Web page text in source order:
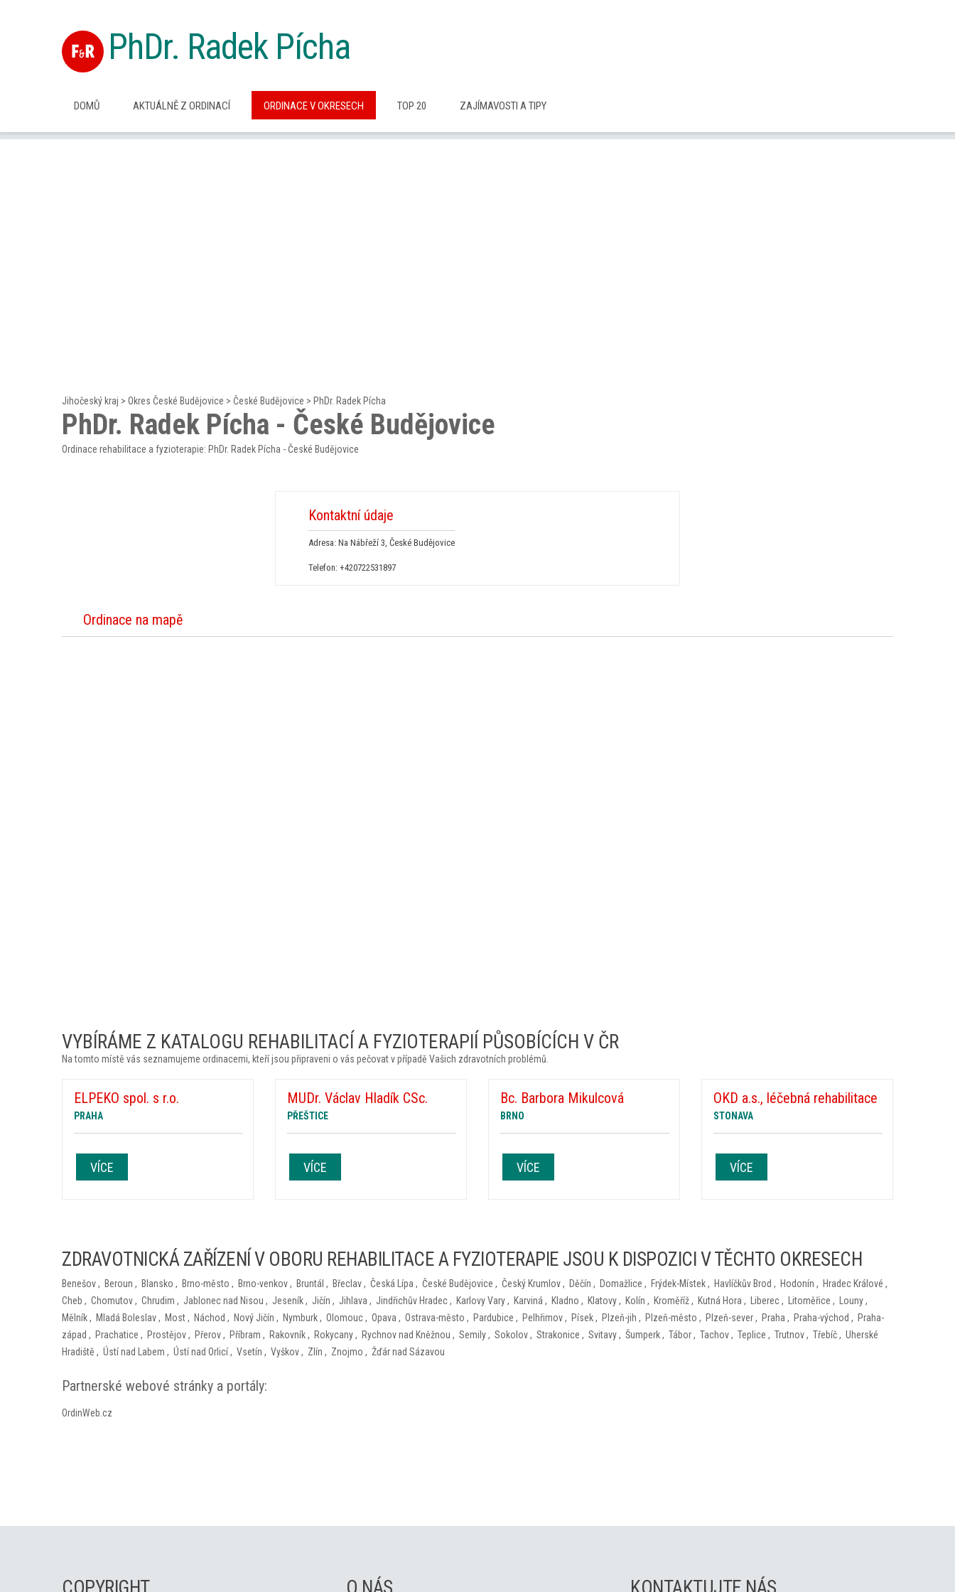
PhDr. Radek Pícha
DOMŮ AKTUÁLNĚ Z ORDINACÍ ORDINACE V OKRESECH TOP 20 ZAJÍMAVOSTI A TIPY
Jihočeský kraj > Okres České Budějovice > České Budějovice > PhDr. Radek Pícha
PhDr. Radek Pícha - České Budějovice
Ordinace rehabilitace a fyzioterapie: PhDr. Radek Pícha - České Budějovice
Kontaktní údaje
Adresa: Na Nábřeží 3, České Budějovice
Telefon: +420722531897
Ordinace na mapě
VYBÍRÁME Z KATALOGU REHABILITACÍ A FYZIOTERAPIÍ PŮSOBÍCÍCH V ČR
Na tomto místě vás seznamujeme ordinacemi, kteří jsou připraveni o vás pečovat v případě Vašich zdravotních problémů.
ELPEKO spol. s r.o.
PRAHA
VÍCE
MUDr. Václav Hladík CSc.
PŘEŠTICE
VÍCE
Bc. Barbora Mikulcová
BRNO
VÍCE
OKD a.s., léčebná rehabilitace
STONAVA
VÍCE
ZDRAVOTNICKÁ ZAŘÍZENÍ V OBORU REHABILITACE A FYZIOTERAPIE JSOU K DISPOZICI V TĚCHTO OKRESECH
Benešov, Beroun , Blansko , Brno-město , Brno-venkov, Bruntál , Břeclav, Česká Lípa , České Budějovice , Český Krumlov, Děčín , Domažlice , Frýdek-Místek, Havlíčkův Brod , Hodonín , Hradec Králové ,
Cheb , Chomutov, Chrudim , Jablonec nad Nisou , Jeseník, Jičín , Jihlava , Jindřichův Hradec, Karlovy Vary, Karviná , Kladno , Klatovy, Kolín , Kroměříž, Kutná Hora , Liberec, Litoměřice , Louny,
Mělník, Mladá Boleslav, Most, Náchod , Nový Jičín , Nymburk, Olomouc, Opava , Ostrava-město , Pardubice , Pelhřimov, Písek, Plzeň-jih , Plzeň-město , Plzeň-sever, Praha , Praha-východ , Praha-
západ , Prachatice , Prostějov, Přerov, Příbram , Rakovník, Rokycany, Rychnov nad Kněžnou , Semily, Sokolov, Strakonice , Svitavy, Šumperk, Tábor, Tachov, Teplice , Trutnov, Třebíč, Uherské
Hradiště , Ústí nad Labem , Ústí nad Orlicí, Vsetín , Vyškov, Zlín , Znojmo , Žďár nad Sázavou
Partnerské webové stránky a portály:
OrdinWeb.cz